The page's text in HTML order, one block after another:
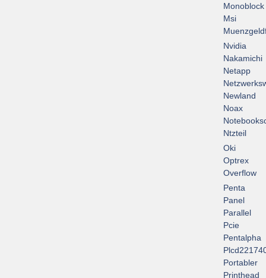
Monoblock
Msi
Nvidia
Nakamichi
Netapp
Newland
Noax
Ntzteil
Oki
Optrex
Overflow
Penta
Panel
Parallel
Pcie
Pentalpha
Portabler
Printhead